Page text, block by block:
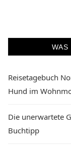
WAS
Reisetagebuch
Hund im
Die unerwartete
Buchtipp